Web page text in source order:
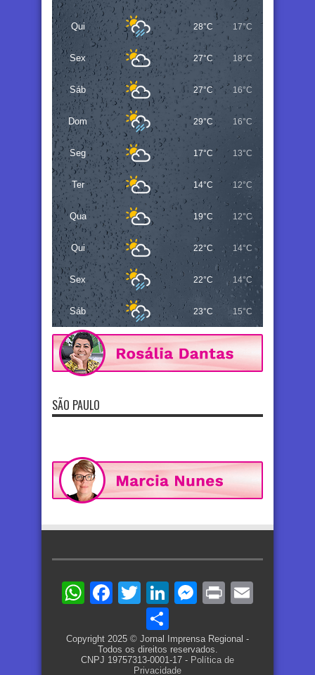
Qui 28°C 17°C
Sex 27°C 18°C
Sáb 27°C 16°C
Dom 29°C 16°C
Seg 17°C 13°C
Ter 14°C 12°C
Qua 19°C 12°C
Qui 22°C 14°C
Sex 22°C 14°C
Sáb 23°C 15°C
SÃO PAULO
WhatsApp
Facebook
TwitterLinkedIn
Messenger
Print
Copyright 2025 © Jornal Imprensa Regional -
Todos os direitos reservados.
CNPJ 19757313-0001-17 - Política de
Privacidade